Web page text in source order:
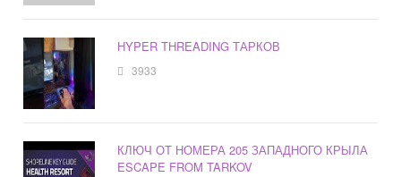
HYPER THREADING ТАРКОВ
3933
КЛЮЧ ОТ НОМЕРА 205 ЗАПАДНОГО КРЫЛА
ESCAPE FROM TARKOV